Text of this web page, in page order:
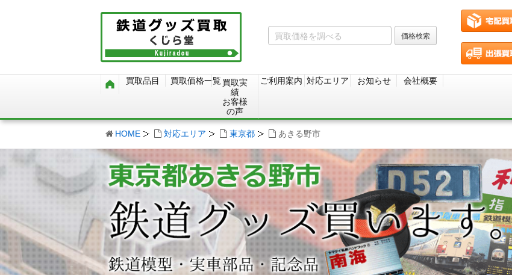
買取品目 買取価格一覧買取実
績
お客様
の声
ご利用案内 対応エリア お知らせ 会社概要
HOME 対応エリア 東京都 あきる野市